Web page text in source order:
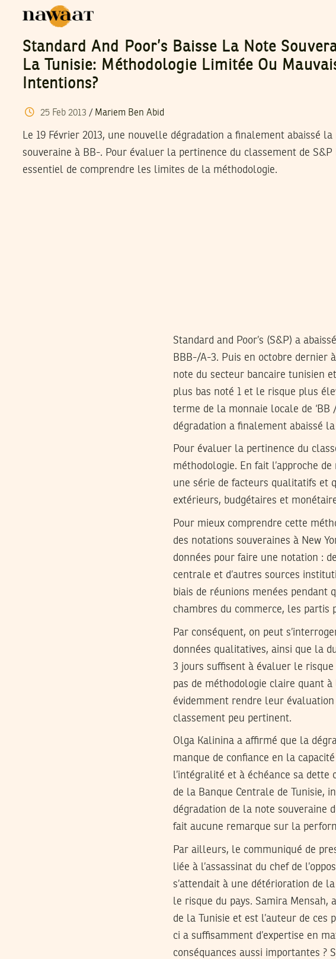
Standard And Poor’s Baisse La Note
La Tunisie: Méthodologie Limitée Ou
Intentions?
25 Feb 2013 / Mariem Ben Abid
Le 19 Février 2013, une nouvelle dégradation a finalement abaissé la
souveraine à BB-. Pour évaluer la pertinence du classement de
essentiel de comprendre les limites de la méthodologie.
Standard and Poor’s (S&P) a
BBB-/A-3. Puis en octobre dernier
note du secteur bancaire tunisien
plus bas noté 1 et le risque plus
terme de la monnaie locale de ‘BB
dégradation a finalement abaissé
Pour évaluer la pertinence du
méthodologie. En fait l’approche
une série de facteurs qualitatifs et
extérieurs, budgétaires et
Pour mieux comprendre cette
des notations souveraines à New
données pour faire une notation :
centrale et d’autres sources
biais de réunions menées pendant
chambres du commerce, les partis
Par conséquent, on peut
données qualitatives, ainsi que la
3 jours suffisent à évaluer le risque
pas de méthodologie claire quant
évidemment rendre leur
classement peu pertinent.
Olga Kalinina a affirmé que la
manque de confiance en la
l’intégralité et à échéance sa
de la Banque Centrale de Tunisie,
dégradation de la note souveraine
fait aucune remarque sur la
Par ailleurs, le communiqué de
liée à l’assassinat du chef de
s’attendait à une détérioration de
le risque du pays. Samira Mensah,
de la Tunisie et est l’auteur de
ci a suffisamment d’expertise en
conséquances aussi importantes ?